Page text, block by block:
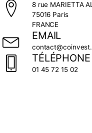
8 rue MARIETTA
75016 Paris
FRANCE
EMAIL
TÉLÉPHONE
01 45 72 15 02